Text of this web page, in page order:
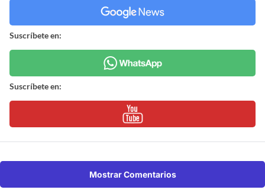
Suscríbete en:
Suscríbete en:
Mostrar Comentarios